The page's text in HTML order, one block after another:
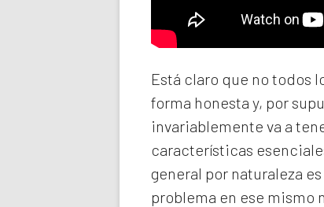
Está claro que no todos
forma honesta y, por
invariablemente va a
características
general por naturaleza
problema en ese mismo